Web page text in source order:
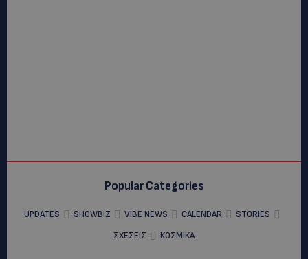
Popular Categories
UPDATES SHOWBIZ VIBE NEWS CALENDAR
STORIES
ΣΧΕΣΕΙΣ
ΚΟΣΜΙΚΑ